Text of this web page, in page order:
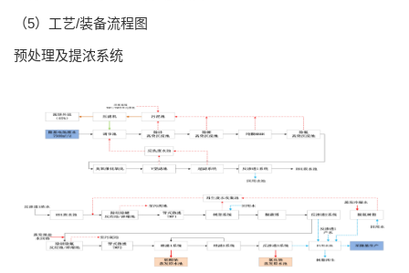
（5）工艺/装备流程图
预处理及提浓系统